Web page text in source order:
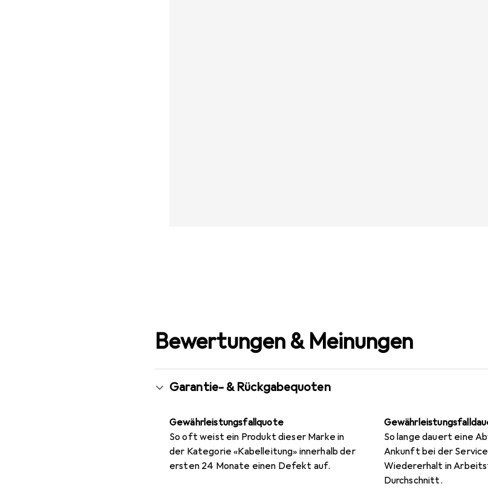
Bewertungen & Meinungen
Garantie- & Rückgabequoten
Gewährleistungsfallquote
So oft weist ein Produkt dieser Marke in
der Kategorie «Kabelleitung» innerhalb der
ersten 24 Monate einen Defekt auf.
So lange dauert eine
Ankunft bei der
Wiedererhalt in
Durchschnitt.